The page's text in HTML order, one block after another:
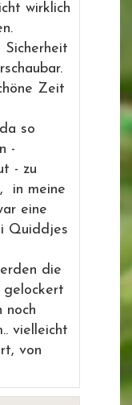
wirklich
Zeit
so
-
- zu
in meine
eine
Quiddjes
die
gelockert
noch
vielleicht
von